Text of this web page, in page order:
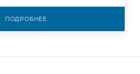
ПОДРОБНЕЕ